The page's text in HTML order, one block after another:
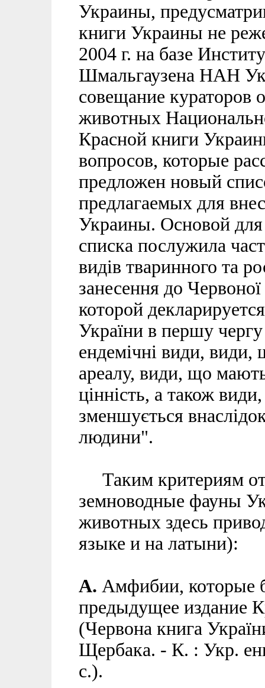
Украины,
книги Украины не
2004 г. на базе
Шмальгаузена НАН
совещание кураторов
животных
Красной книги
вопросов, которые
предложен новый
предлагаемых для
Украины. Основой для
списка послужила
видів тваринного та
занесення до
которой
України в першу чергу
ендемічні види, види,
ареалу, види, що
цінність, а також
зменшується
людини".
Таким критериям
земноводные фауны
животных здесь
языке и на латыни):
А. Амфибии, которые
предыдущее издание
(Червона книга
Щербака. - К. : Укр.
с.).